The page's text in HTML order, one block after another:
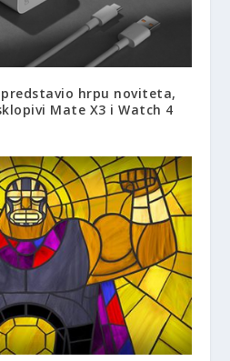
predstavio hrpu noviteta,
Mate X3 i Watch 4